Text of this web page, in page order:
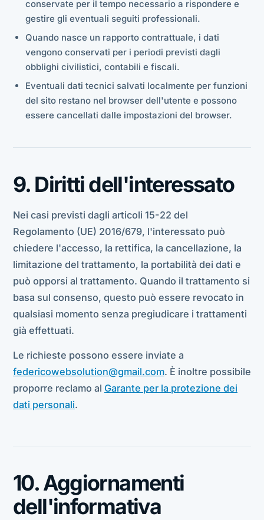
conservate per il tempo necessario a rispondere e
gestire gli eventuali seguiti professionali.
Quando nasce un rapporto contrattuale, i dati
vengono conservati per i periodi previsti dagli
obblighi civilistici, contabili e fiscali.
Eventuali dati tecnici salvati localmente per funzioni
del sito restano nel browser dell'utente e possono
essere cancellati dalle impostazioni del browser.
9. Diritti dell'interessato
Nei casi previsti dagli articoli 15-22 del
Regolamento (UE) 2016/679, l'interessato può
chiedere l'accesso, la rettifica, la cancellazione, la
limitazione del trattamento, la portabilità dei dati e
può opporsi al trattamento. Quando il trattamento si
basa sul consenso, questo può essere revocato in
qualsiasi momento senza pregiudicare i trattamenti
già effettuati.
Le richieste possono essere inviate a
federicowebsolution@gmail.com. È inoltre possibile
proporre reclamo al Garante per la protezione dei
dati personali.
10. Aggiornamenti
dell'informativa